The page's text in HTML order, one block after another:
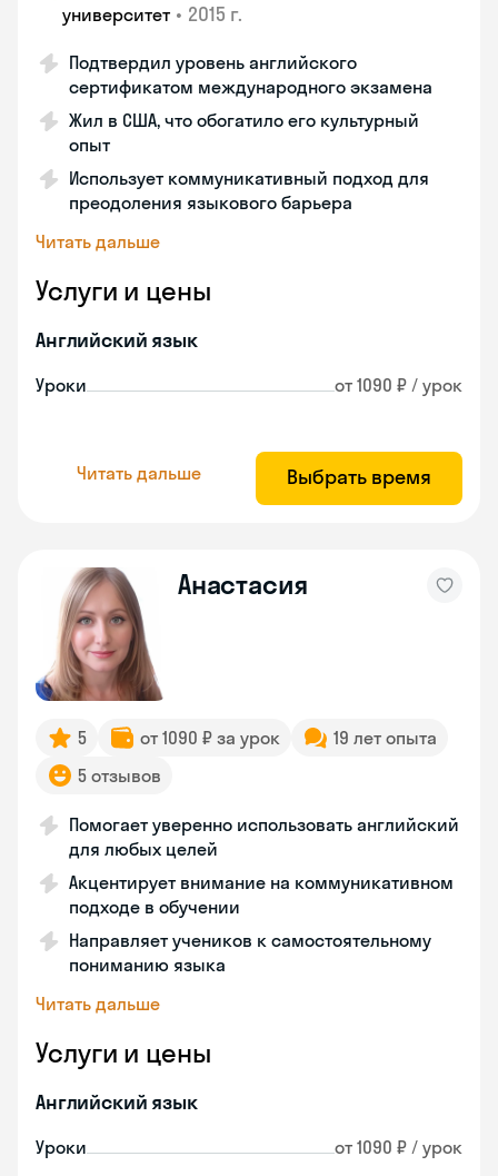
университет • 2015 г.
Подтвердил уровень английского
сертификатом международного экзамена
Жил в США, что обогатило его культурный
опыт
Использует коммуникативный подход для
преодоления языкового барьера
Читать дальше
Услуги и цены
Английский язык
Уроки от 1090 ₽ / урок
Читать дальше Выбрать время
Анастасия
5 от 1090 ₽ за урок
19 лет опыта
5 отзывов
Помогает уверенно использовать английский
для любых целей
Акцентирует внимание на коммуникативном
подходе в обучении
Направляет учеников к самостоятельному
пониманию языка
Читать дальше
Услуги и цены
Английский язык
Уроки от 1090 ₽ / урок